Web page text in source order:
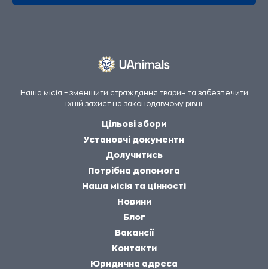
Наша місія – зменшити страждання тварин та забезпечити
їхній захист на законодавчому рівні.
Цільові збори
Установчі документи
Долучитись
Потрібна допомога
Наша місія та цінності
Новини
Блог
Вакансії
Контакти
Юридична адреса